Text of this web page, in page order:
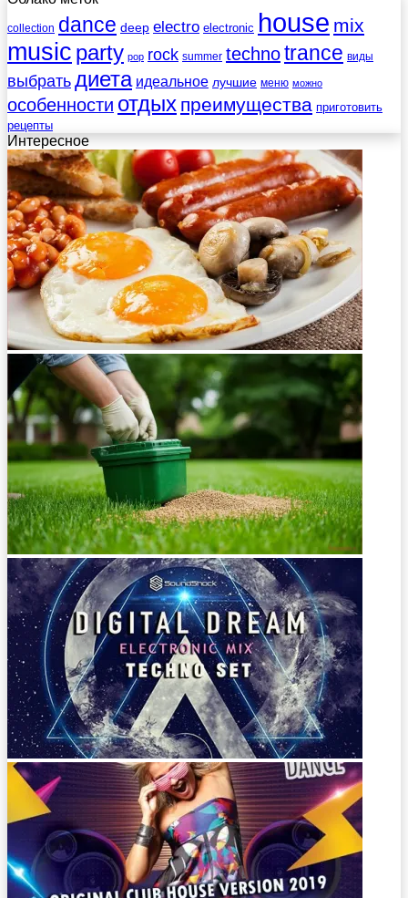
collection dance deep electro electronic house mix
music party pop rock summer technotrance виды
выбратьдиета идеальное лучшие меню можно
особенности отдых преимущества приготовить
рецепты
Интересное